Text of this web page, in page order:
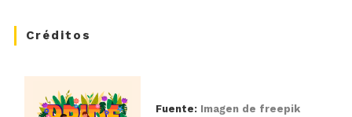
Créditos
Fuente: Imagen de freepik